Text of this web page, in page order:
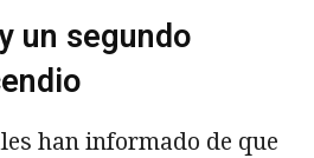
un segundo
han informado de que